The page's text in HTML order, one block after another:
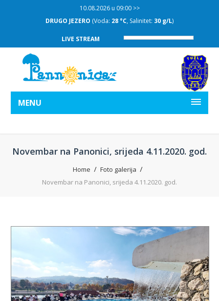
10.08.2026 u 09:00 >>
DRUGO JEZERO (Voda: 28 °C, Salinitet: 30 g/L)
LIVE STREAM
MENU
Novembar na Panonici, srijeda 4.11.2020. god.
Home
Foto galerija
Novembar na Panonici, srijeda 4.11.2020. god.